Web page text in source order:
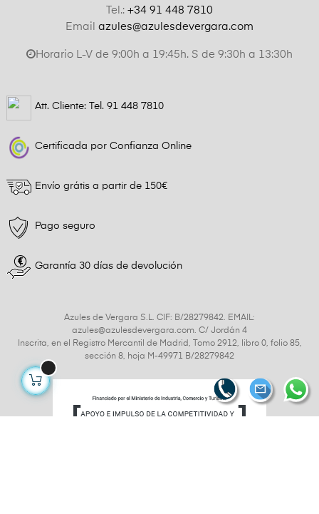
Tel.: +34 91 448 7810
Email azules@azulesdevergara.com
Horario L-V de 9:00h a 19:45h. S de 9:30h a 13:30h
Att. Cliente: Tel. 91 448 7810
Certificada por Confianza Online
Envío grátis a partir de 150€
Pago seguro
Garantía 30 días de devolución
Azules de Vergara S.L. CIF: B/28279842. EMAIL:
azules@azulesdevergara.com. C/ Jordán 4
Inscrita, en el Registro Mercantil de Madrid, Tomo 2912, libro 0, folio 85,
sección 8, hoja M-49971 B/28279842